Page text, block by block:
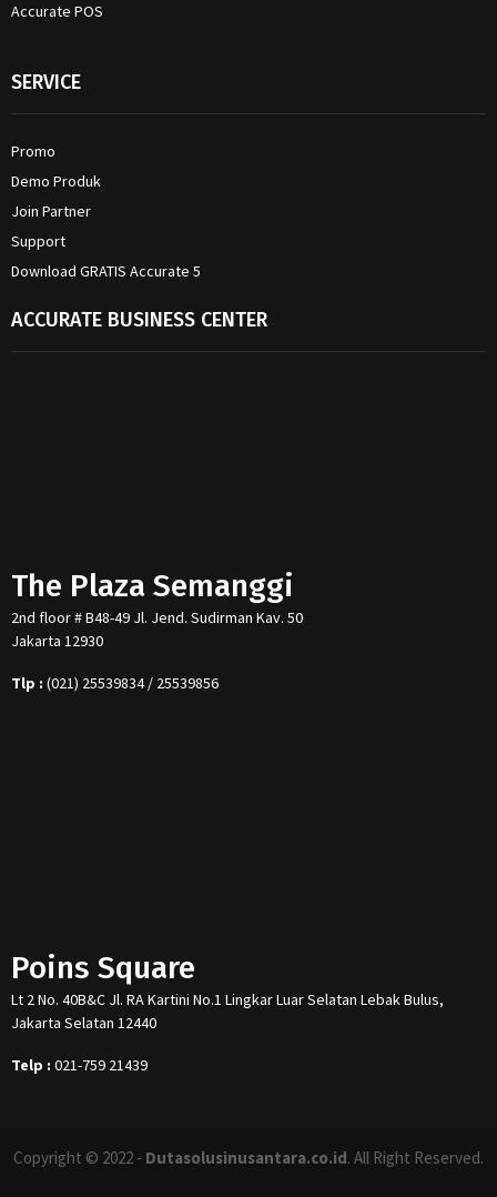
Accurate POS
SERVICE
Promo
Demo Produk
Join Partner
Support
Download GRATIS Accurate 5
ACCURATE BUSINESS CENTER
The Plaza Semanggi
2nd floor # B48-49 Jl. Jend. Sudirman Kav. 50
Jakarta 12930
Tlp : (021) 25539834 / 25539856
Poins Square
Lt 2 No. 40B&C Jl. RA Kartini No.1 Lingkar Luar Selatan Lebak Bulus,
Jakarta Selatan 12440
Telp : 021-759 21439
Copyright © 2022 - Dutasolusinusantara.co.id. All Right Reserved.